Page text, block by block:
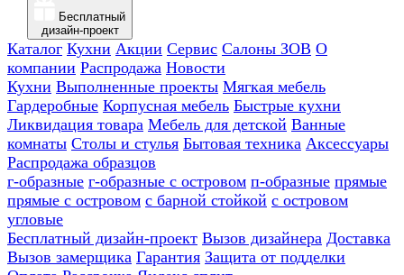
Бесплатный
дизайн-проект
Каталог Кухни Акции Сервис Салоны ЗОВ О
компании Распродажа Новости
Кухни Выполненные проекты Мягкая мебель
Гардеробные Корпусная мебель Быстрые кухни
Ликвидация товара Мебель для детской Ванные
комнаты Столы и стулья Бытовая техника Аксессуары
Распродажа образцов
г-образные г-образные с островом п-образные прямые
прямые с островом с барной стойкой с островом
угловые
Бесплатный дизайн-проект Вызов дизайнера Доставка
Вызов замерщика Гарантия Защита от подделки